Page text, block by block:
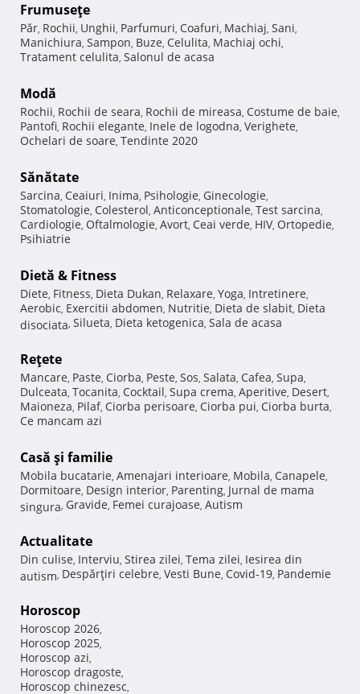
Frumuseţe
Păr, Rochii, Unghii, Parfumuri, Coafuri, Machiaj, Sani,
Manichiura, Sampon, Buze, Celulita, Machiaj ochi,
Tratament celulita, Salonul de acasa
Modă
Rochii, Rochii de seara, Rochii de mireasa, Costume de baie,
Pantofi, Rochii elegante, Inele de logodna, Verighete,
Ochelari de soare, Tendinte 2020
Sănătate
Sarcina, Ceaiuri, Inima, Psihologie, Ginecologie,
Stomatologie, Colesterol, Anticonceptionale, Test sarcina,
Cardiologie, Oftalmologie, Avort, Ceai verde, HIV, Ortopedie,
Psihiatrie
Dietă & Fitness
Diete, Fitness, Dieta Dukan, Relaxare, Yoga, Intretinere,
Aerobic, Exercitii abdomen, Nutritie, Dieta de slabit, Dieta
disociata, Silueta, Dieta ketogenica, Sala de acasa
Reţete
Mancare, Paste, Ciorba, Peste, Sos, Salata, Cafea, Supa,
Dulceata, Tocanita, Cocktail, Supa crema, Aperitive, Desert,
Maioneza, Pilaf, Ciorba perisoare, Ciorba pui, Ciorba burta,
Ce mancam azi
Casă şi familie
Mobila bucatarie, Amenajari interioare, Mobila, Canapele,
Dormitoare, Design interior, Parenting, Jurnal de mama
singura, Gravide, Femei curajoase, Autism
Actualitate
Din culise, Interviu, Stirea zilei, Tema zilei, Iesirea din
autism, Despărţiri celebre, Vesti Bune, Covid-19, Pandemie
Horoscop
Horoscop 2026,
Horoscop 2025,
Horoscop azi,
Horoscop dragoste,
Horoscop chinezesc,